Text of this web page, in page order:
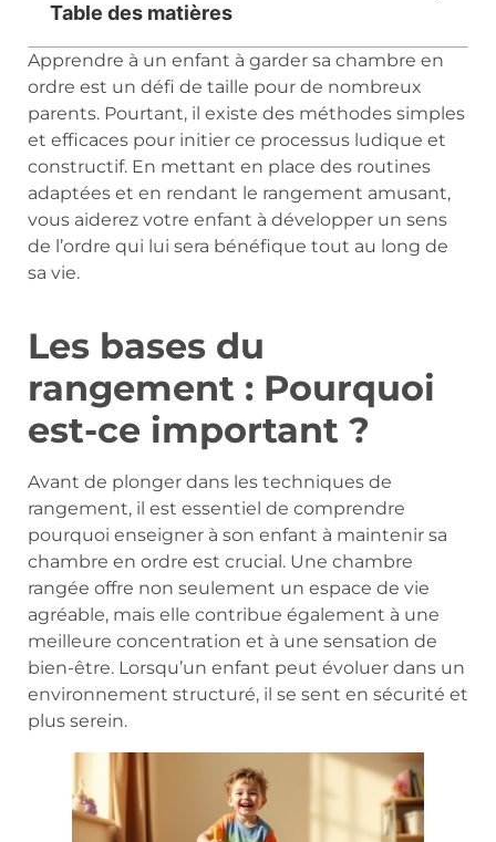
Table des matières
Apprendre à un enfant à garder sa chambre en
ordre est un défi de taille pour de nombreux
parents. Pourtant, il existe des méthodes simples
et efficaces pour initier ce processus ludique et
constructif. En mettant en place des routines
adaptées et en rendant le rangement amusant,
vous aiderez votre enfant à développer un sens
de l’ordre qui lui sera bénéfique tout au long de
sa vie.
Les bases du
rangement : Pourquoi
est-ce important ?
Avant de plonger dans les techniques de
rangement, il est essentiel de comprendre
pourquoi enseigner à son enfant à maintenir sa
chambre en ordre est crucial. Une chambre
rangée offre non seulement un espace de vie
agréable, mais elle contribue également à une
meilleure concentration et à une sensation de
bien-être. Lorsqu’un enfant peut évoluer dans un
environnement structuré, il se sent en sécurité et
plus serein.